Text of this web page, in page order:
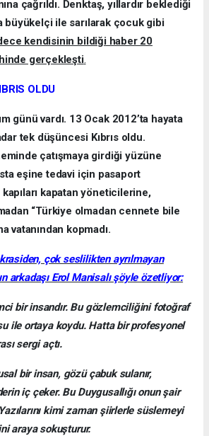
çağrıldı. Denktaş, yıllardır beklediği
büyükelçi ile sarılarak çocuk gibi
kendisinin bildiği haber 20
gerçekleşti.
OLDU
günü vardı. 13 Ocak 2012’ta hayata
tek düşüncesi Kıbrıs oldu.
çatışmaya girdiği yüzüne
eşine tedavi için pasaport
kapatan yöneticilerine,
“Türkiye olmadan cennete bile
vatanından kopmadı.
çok seslilikten ayrılmayan
arkadaşı Erol Manisalı şöyle özetliyor:
bir insandır. Bu gözlemciliğini fotoğraf
ile ortaya koydu. Hatta bir profesyonel
sergi açtı.
bir insan, gözü çabuk sulanır,
iç çeker. Bu Duygusallığı onun şair
kimi zaman şiirlerle süslemeyi
araya sokuşturur.